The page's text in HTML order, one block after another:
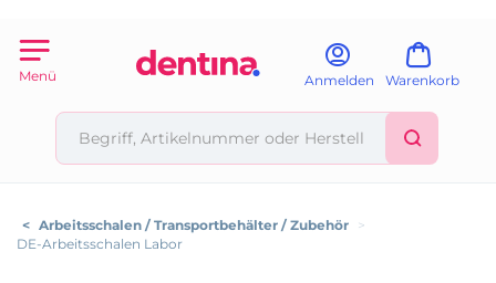
Menü Anmelden Warenkorb
< Arbeitsschalen / Transportbehälter / Zubehör >
DE-Arbeitsschalen Labor